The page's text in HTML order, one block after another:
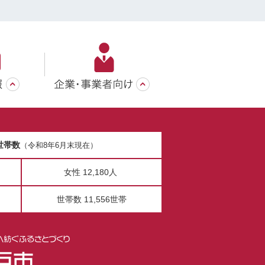
帯数（令和8年6月末現在）
女性 12,180人
世帯数 11,556世帯